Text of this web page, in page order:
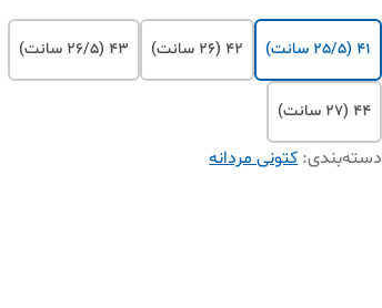
۴۱ (25/5 سانت) ۴۲ (26 سانت) ۴۳ (26/5 سانت)
۴۴ (27 سانت)
دسته‌بندی:کتونی مردانه